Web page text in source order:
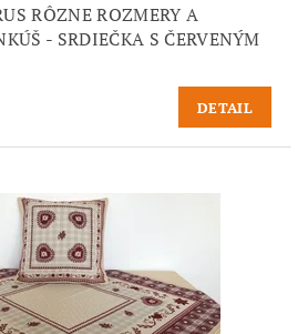
RÔZNE ROZMERY A
- SRDIEČKA S ČERVENÝM
DETAIL